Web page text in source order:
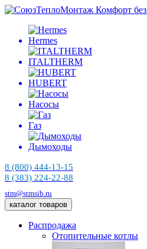
Комфорт
Hermes
ITALTHERM
HUBERT
Насосы
Газ
Дымоходы
8 (800) 444-13-15
8 (383) 224-22-88
stm@stmsib.ru
каталог товаров
Распродажа
Отопительные котлы